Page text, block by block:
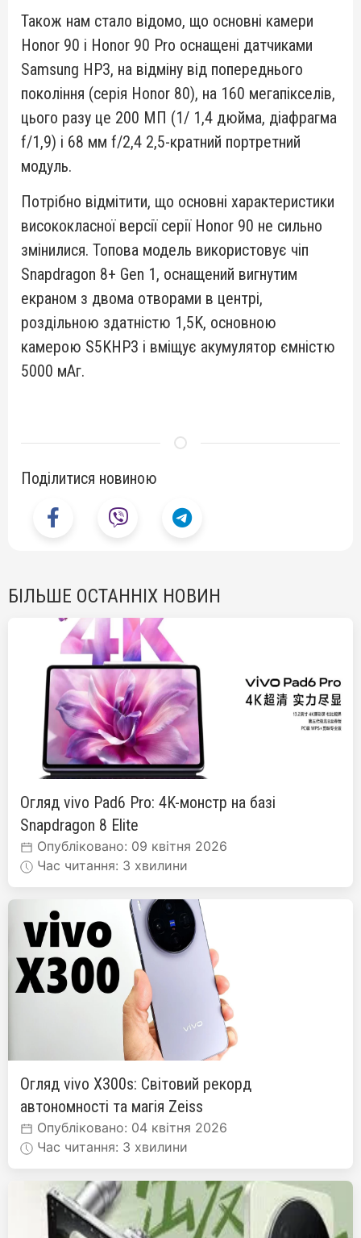
Також нам стало відомо, що основні камери
Honor 90 і Honor 90 Pro оснащені датчиками
Samsung HP3, на відміну від попереднього
покоління (серія Honor 80), на 160 мегапікселів,
цього разу це 200 МП (1/ 1,4 дюйма, діафрагма
f/1,9) і 68 мм f/2,4 2,5-кратний портретний
модуль.
Потрібно відмітити, що основні характеристики
висококласної версії серії Honor 90 не сильно
змінилися. Топова модель використовує чіп
Snapdragon 8+ Gen 1, оснащений вигнутим
екраном з двома отворами в центрі,
роздільною здатністю 1,5K, основною
камерою S5KHP3 і вміщує акумулятор ємністю
5000 мАг.
Поділитися новиною
БІЛЬШЕ ОСТАННІХ НОВИН
Огляд vivo Pad6 Pro: 4K-монстр на базі
Snapdragon 8 Elite
Опубліковано: 09 квітня 2026
Час читання: 3 хвилини
Огляд vivo X300s: Світовий рекорд
автономності та магія Zeiss
Опубліковано: 04 квітня 2026
Час читання: 3 хвилини